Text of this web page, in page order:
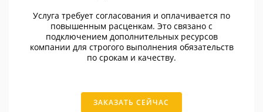
Услуга требует согласования и оплачивается по
повышенным расценкам. Это связано с
подключением дополнительных ресурсов
компании для строгого выполнения обязательств
по срокам и качеству.
ЗАКАЗАТЬ СЕЙЧАС